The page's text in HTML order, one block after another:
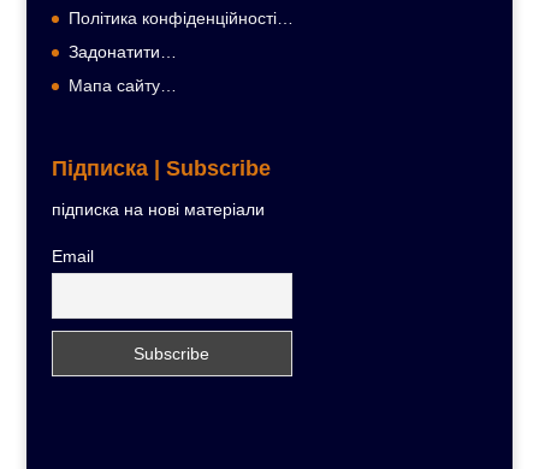
Політика конфіденційності…
Задонатити…
Мапа сайту…
Підписка | Subscribe
підписка на нові матеріали
Email